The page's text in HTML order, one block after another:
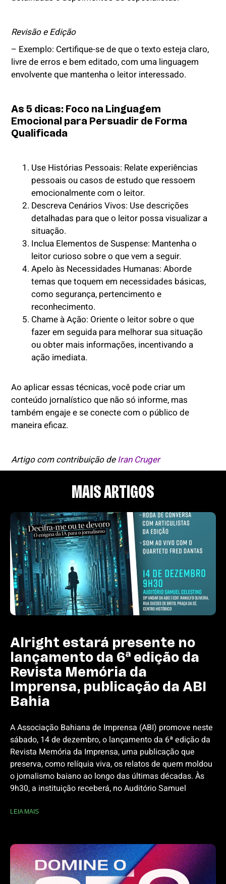
Revisão e Edição
– Exemplo: Certifique-se de que o texto esteja claro,
livre de erros e bem editado, com uma linguagem
envolvente que mantenha o leitor interessado.
As 5 dicas: Foco na Linguagem
Emocional para Persuadir de Forma
Qualificada
Use Histórias Pessoais: Relate experiências
pessoais ou casos de estudo que ressoem
emocionalmente com o leitor.
Descreva Cenários Vivos: Use descrições
detalhadas para que o leitor possa visualizar a
situação.
Inclua Elementos de Suspense: Mantenha o
leitor curioso sobre o que vem a seguir.
Apelo às Necessidades Humanas: Aborde
temas que toquem em necessidades básicas,
como segurança, pertencimento e
reconhecimento.
Chame à Ação: Oriente o leitor sobre o que
fazer em seguida para melhorar sua situação
ou obter mais informações, incentivando a
ação imediata.
Ao aplicar essas técnicas, você pode criar um
conteúdo jornalístico que não só informe, mas
também engaje e se conecte com o público de
maneira eficaz.
Artigo com contribuição deIran Cruger
MAIS ARTIGOS
Alright estará presente no
lançamento da 6ª edição da
Revista Memória da
Imprensa, publicação da ABI
Bahia
A Associação Bahiana de Imprensa (ABI) promove neste
sábado, 14 de dezembro, o lançamento da 6ª edição da
Revista Memória da Imprensa, uma publicação que
preserva, como relíquia viva, os relatos de quem moldou
o jornalismo baiano ao longo das últimas décadas. Às
9h30, a instituição receberá, no Auditório Samuel
LEIA MAIS